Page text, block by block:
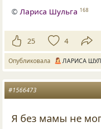
©Лариса Шульга 168
25 4
Опубликовала ЛАРИСА
#1566473
Я без мамы не